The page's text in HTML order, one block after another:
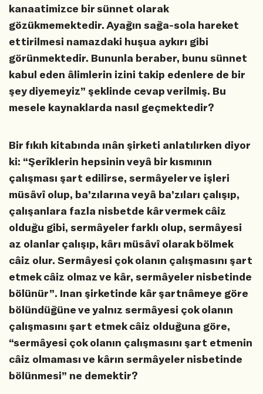
kanaatimizce bir sünnet olarak
gözükmemektedir. Ayağın sağa-sola hareket
ettirilmesi namazdaki huşua aykırı gibi
görünmektedir. Bununla beraber, bunu sünnet
kabul eden âlimlerin izini takip edenlere de bir
şey diyemeyiz” şeklinde cevap verilmiş. Bu
mesele kaynaklarda nasıl geçmektedir?
Bir fıkıh kitabında ınân şirketi anlatılırken diyor
ki: “Şerîklerin hepsinin veyâ bir kısmının
çalışması şart edilirse, sermâyeler ve işleri
müsâvî olup, ba’zılarına veyâ ba’zıları çalışıp,
çalışanlara fazla nisbetde kâr vermek câiz
olduğu gibi, sermâyeler farklı olup, sermâyesi
az olanlar çalışıp, kârı müsâvî olarak bölmek
câiz olur. Sermâyesi çok olanın çalışmasını şart
etmek câiz olmaz ve kâr, sermâyeler nisbetinde
bölünür”. Inan şirketinde kâr şartnâmeye göre
bölündüğüne ve yalnız sermâyesi çok olanın
çalışmasını şart etmek câiz olduğuna göre,
“sermâyesi çok olanın çalışmasını şart etmenin
câiz olmaması ve kârın sermâyeler nisbetinde
bölünmesi” ne demektir?